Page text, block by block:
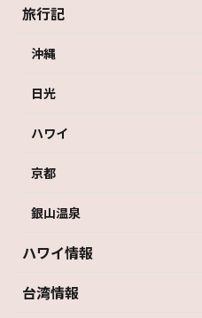
旅行記
沖縄
日光
ハワイ
京都
銀山温泉
ハワイ情報
台湾情報